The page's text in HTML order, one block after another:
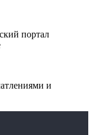
портал
и